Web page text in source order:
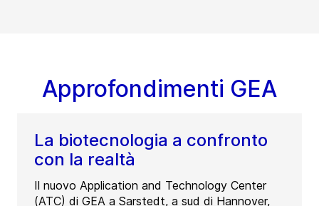
Approfondimenti GEA
La biotecnologia a confronto
con la realtà
Il nuovo Application and Technology Center
(ATC) di GEA a Sarstedt, a sud di Hannover,